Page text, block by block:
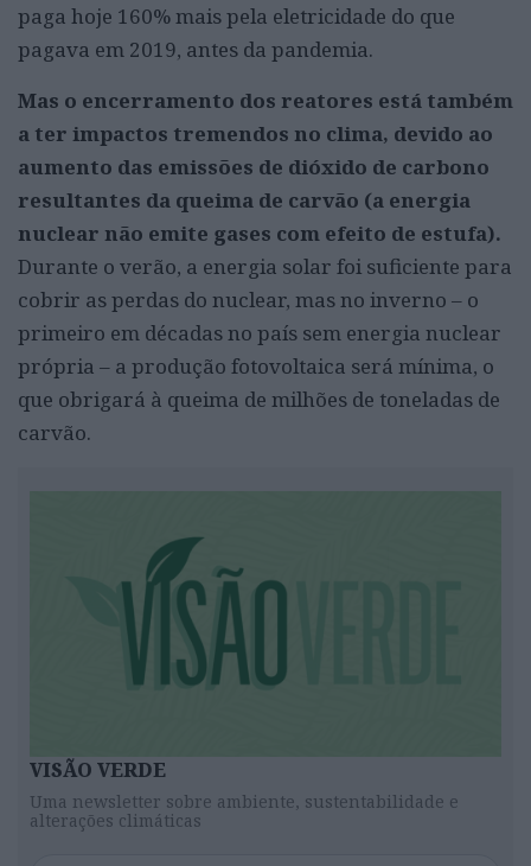
paga hoje 160% mais pela eletricidade do que
pagava em 2019, antes da pandemia.
Mas o encerramento dos reatores está também
a ter impactos tremendos no clima, devido ao
aumento das emissões de dióxido de carbono
resultantes da queima de carvão (a energia
nuclear não emite gases com efeito de estufa).
Durante o verão, a energia solar foi suficiente para
cobrir as perdas do nuclear, mas no inverno – o
primeiro em décadas no país sem energia nuclear
própria – a produção fotovoltaica será mínima, o
que obrigará à queima de milhões de toneladas de
carvão.
VISÃO VERDE
Uma newsletter sobre ambiente, sustentabilidade e
alterações climáticas